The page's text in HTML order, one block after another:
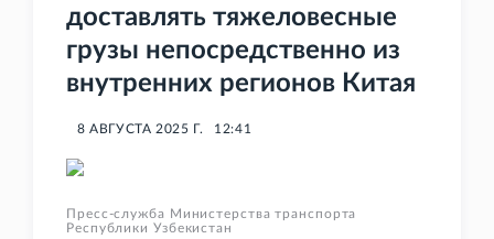
доставлять тяжеловесные
грузы непосредственно из
внутренних регионов Китая
8 АВГУСТА 2025 Г. 12:41
Пресс-служба Министерства транспорта
Республики Узбекистан